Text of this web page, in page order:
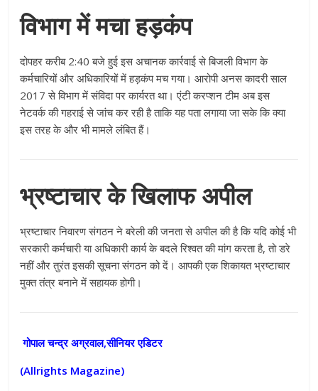
विभाग में मचा हड़कंप
दोपहर करीब 2:40 बजे हुई इस अचानक कार्रवाई से बिजली विभाग के
कर्मचारियों और अधिकारियों में हड़कंप मच गया। आरोपी अनस कादरी साल
2017 से विभाग में संविदा पर कार्यरत था। एंटी करप्शन टीम अब इस
नेटवर्क की गहराई से जांच कर रही है ताकि यह पता लगाया जा सके कि क्या
इस तरह के और भी मामले लंबित हैं।
भ्रष्टाचार के खिलाफ अपील
भ्रष्टाचार निवारण संगठन ने बरेली की जनता से अपील की है कि यदि कोई भी
सरकारी कर्मचारी या अधिकारी कार्य के बदले रिश्वत की मांग करता है, तो डरे
नहीं और तुरंत इसकी सूचना संगठन को दें। आपकी एक शिकायत भ्रष्टाचार
मुक्त तंत्र बनाने में सहायक होगी।
गोपाल चन्द्र अग्रवाल,सीनियर एडिटर
(Allrights Magazine)